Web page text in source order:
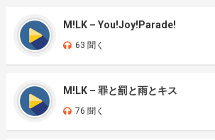
M!LK – You!Joy!Parade!
63 聞く
M!LK – 罪と罰と雨とキス
76 聞く